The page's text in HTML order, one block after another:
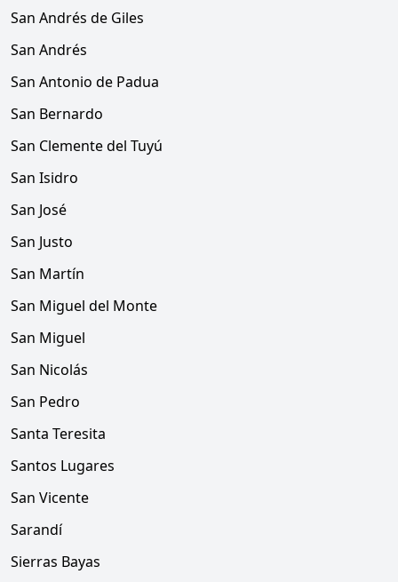
San Andrés de Giles
San Andrés
San Antonio de Padua
San Bernardo
San Clemente del Tuyú
San Isidro
San José
San Justo
San Martín
San Miguel del Monte
San Miguel
San Nicolás
San Pedro
Santa Teresita
Santos Lugares
San Vicente
Sarandí
Sierras Bayas